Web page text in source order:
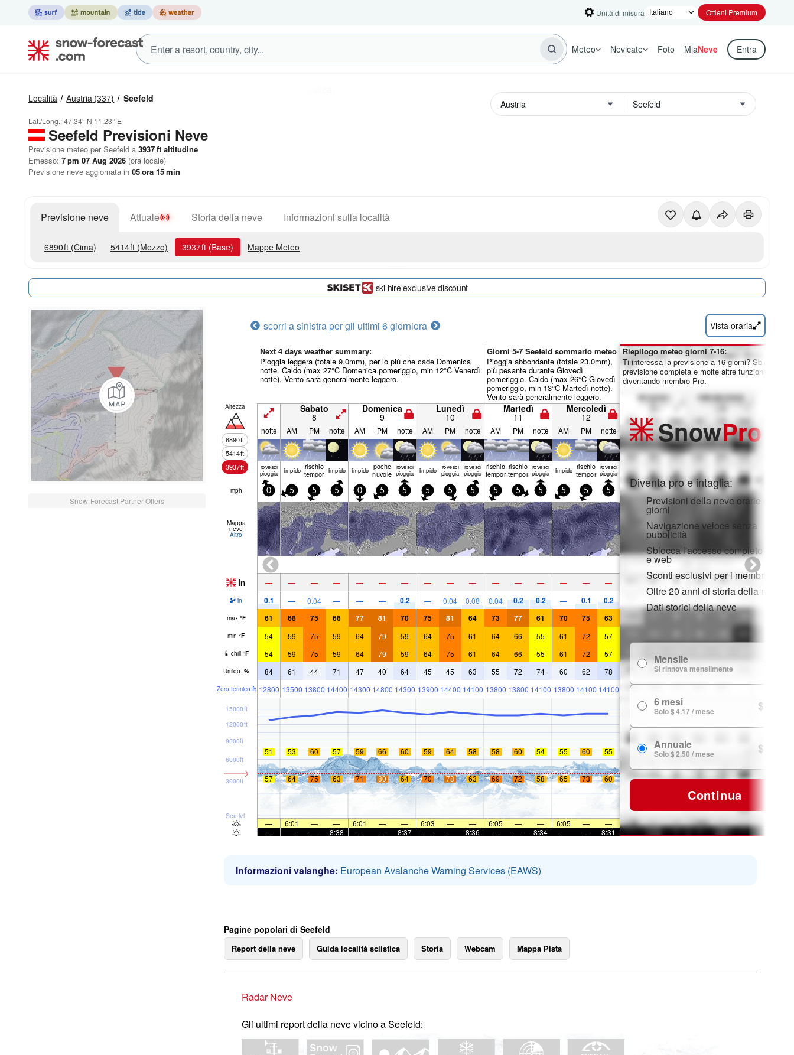
Unità di misura Ottieni Premium
Meteo Nevicate Foto MiaNeve Entra
Località Austria (337) Seefeld
Lat./Long.:47.34° N 11.23° E
Seefeld Previsioni Neve
Previsione meteo per Seefeld a 3937ft altitudine
Emesso: 7 pm 07 Aug 2026 (ora locale)
Previsione neve aggiornata in 05ora 14min
Previsione neve Attuale Storia della neve Informazioni sulla località
6890ft (Cima) 5414ft (Mezzo) 3937ft (Base) Mappe Meteo
ski hire exclusive discount
Snow-Forecast Partner Offers
scorri a sinistra per gli ultimi 6 giorniora Vista oraria
Next 4 days weather summary:
Pioggia leggera (totale 9.0mm), per lo più che cade Domenica
notte. Caldo (max 27°C Domenica pomeriggio, min 12°C Venerdì
notte). Vento sarà generalmente leggero.
Giorni 5-7 Seefeld sommario meteo
Pioggia abbondante (totale 23.0mm),
più pesante durante Giovedì
pomeriggio. Caldo (max 26°C Giovedì
pomeriggio, min 13°C Martedì notte).
Vento sarà generalmente leggero.
Altezza
6890ft
5414ft
3937ft
Sabato
8
Domenica
9
Lunedì
10
Martedì
11
Mercoledì
12
notte AM PM notte AM PM notte AM PM notte AM PM notte AM PM notte
rovesci
pioggia limp­ido rischio
temporalelimp­ido limp­ido poche
nuvole
rovesci
pioggia limp­ido rovesci
pioggia
rovesci
pioggia
rischio
temporale
rischio
temporale
rovesci
pioggia limp­ido rischio
temporale
rovesci
pioggia
mph 0 5 5 5 0 5 5 5 5 5 5 5 5 5 5 5
Mappa
neve
Altro
in — — — — — — — — — — — — — — — —
in 0.1 — 0.04 — — — 0.2 — 0.04 0.08 0.04 0.2 0.2 — 0.1 0.2
max °F 61 68 75 66 77 81 70 75 81 64 73 77 61 70 75 63
min °F 54 59 75 59 64 79 59 64 75 61 64 66 55 61 72 57
chill °F 54 59 75 59 64 79 59 64 75 61 64 66 55 61 72 57
Umido. % 84 61 44 71 47 40 64 45 45 63 55 72 74 60 62 78
Zero termico ft 12800 13500 13800 14400 14300 14800 14300 13900 14400 14100 13800 13800 14100 13800 14100 14100
Sea lvl
3000ft
6000ft
9000ft
12000ft
15000ft
51 53 60 57 59 66 60 59 64 58 58 60 54 55 60 55
57 64 75 63 71 80 64 70 78 63 69 72 58 65 73 60
— 6:01 — — 6:01 — — 6:03 — — 6:05 — — 6:05 —
—
—
— — 8:38 — — 8:37 — — 8:36 — — 8:34 — — 8:31
Riepilogo meteo giorni 7-16:
Ti interessa la previsione a 16 giorni? Sblocca la
previsione completa e molte altre funzionalità
diventando membro Pro.
SnowPro
Diventa pro e intaglia:
Previsioni della neve orarie e a 16
giorni
Navigazione veloce senza
pubblicità
Sblocca l'accesso completo su app
e web
Sconti esclusivi per i membri
Oltre 20 anni di storia della neve
Dati storici della neve
Mensile
Si rinnova mensilmente
6 mesi
Solo $ 4.17 / mese $ 24.99
Annuale
Solo $ 2.50 / mese $ 29.99
Continua
Informazioni valanghe: European Avalanche Warning Services (EAWS)
Pagine popolari di Seefeld
Report della neve Guida località sciistica Storia Webcam Mappa Pista
Radar Neve
Gli ultimi report della neve vicino a Seefeld: